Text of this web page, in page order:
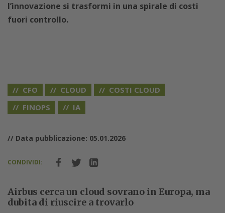
l’innovazione si trasformi in una spirale di costi
fuori controllo.
CFO CLOUD
COSTI CLOUD
FINOPS
IA
// Data pubblicazione: 05.01.2026
CONDIVIDI:
Airbus cerca un cloud sovrano in Europa, ma
dubita di riuscire a trovarlo